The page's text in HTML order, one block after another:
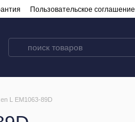
Пользовательское соглашение
L EM1063-89D